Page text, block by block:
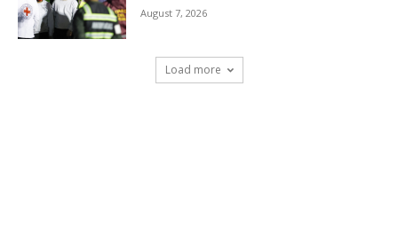
August 7, 2026
Load more